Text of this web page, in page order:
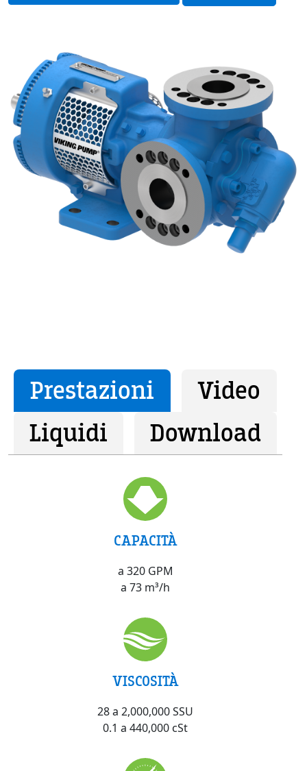
Prestazioni
Video
Liquidi
Download
CAPACITÀ
a 320 GPM
a 73 m³/h
VISCOSITÀ
28 a 2,000,000 SSU
0.1 a 440,000 cSt